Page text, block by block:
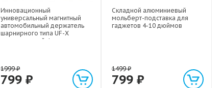
Инновационный
универсальный магнитный
автомобильный держатель
шарнирного типа UF-X
экстрасильной фиксации для
1999₽
799₽
Складной алюминиевый
мольберт-подставка для
гаджетов 4-10 дюймов
1499₽
799 ₽